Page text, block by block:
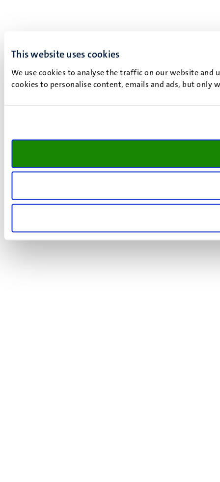
This website uses cookies
We use cookies to analyse the traffic on our website and
cookies to personalise content, emails and ads, but only